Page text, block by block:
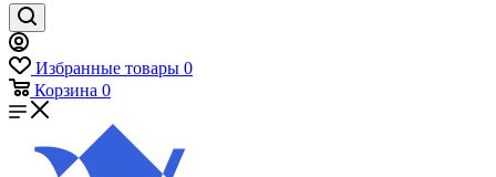
Избранные товары 0
Корзина 0